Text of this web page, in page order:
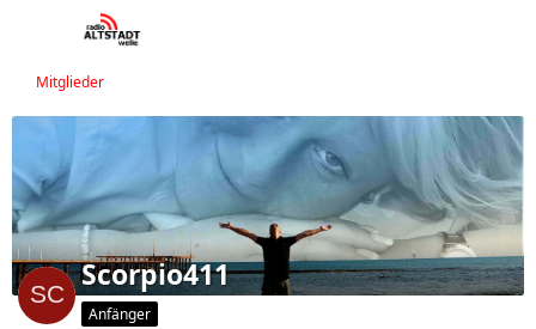
Mitglieder
Scorpio411
Anfänger